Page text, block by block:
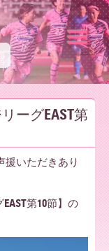
ーグEAST第
援いただきあり
第10節】の